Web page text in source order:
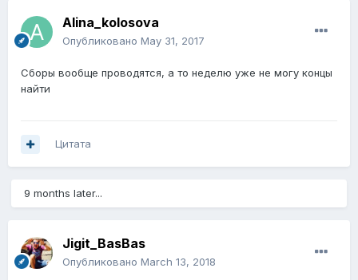
Alina_kolosova
Опубликовано May 31, 2017
Сборы вообще проводятся, а то неделю уже не могу концы
найти
Цитата
9 months later...
Jigit_BasBas
Опубликовано March 13, 2018